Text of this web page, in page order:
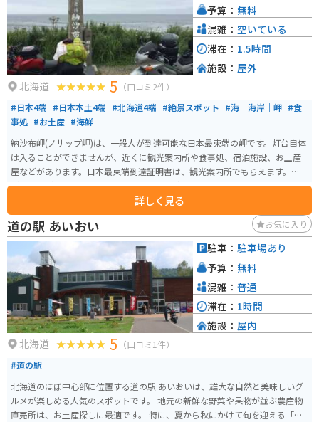
北海道 5 （口コミ2件）
#日本4端 #日本本土4端 #北海道4端 #絶景スポット #海｜海岸｜岬 #食
事処 #お土産 #海鮮
納沙布岬(ノサップ岬)は、一般人が到達可能な日本最東端の岬です。灯台自体
は入ることができませんが、近くに観光案内所や食事処、宿泊施設、お土産
屋などがあります。日本最東端到達証明書は、観光案内所でもらえます。天気
が悪い日が多く、夏場でも結構寒いので、防寒はしっかりとして行った方が
良いです。運が良ければラッコやクジラを見ることもできます。
詳しく見る
予算： 無料
混雑： 空いている
滞在： 1.5時間
施設： 屋外
道の駅 あいおい お気に入り
北海道 5 （口コミ1件）
#道の駅
北海道のほぼ中心部に位置する道の駅 あいおいは、雄大な自然と美味しいグ
ルメが楽しめる人気のスポットです。 地元の新鮮な野菜や果物が並ぶ農産物
直売所は、お土産探しに最適です。 特に、夏から秋にかけて旬を迎える「あ
駐車： 駐車場あり
予算： 無料
混雑： 普通
滞在： 1時間
施設： 屋内